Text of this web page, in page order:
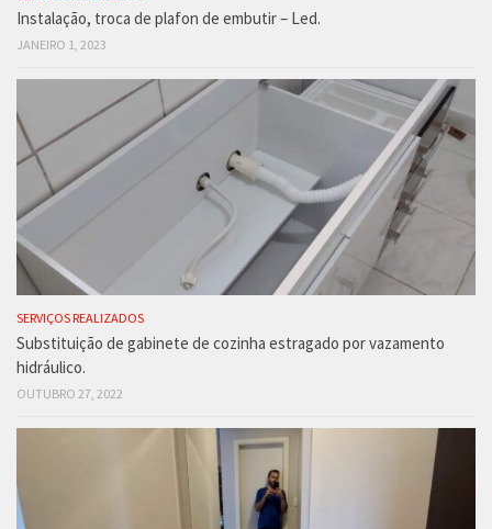
Instalação, troca de plafon de embutir – Led.
JANEIRO 1, 2023
SERVIÇOS REALIZADOS
Substituição de gabinete de cozinha estragado por vazamento
hidráulico.
OUTUBRO 27, 2022